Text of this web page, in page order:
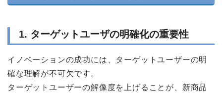
1. ターゲットユーザの明確化の重要性
イノベーションの成功には、ターゲットユーザーの明
確な理解が不可欠です。
ターゲットユーザーの解像度を上げることが、新商品